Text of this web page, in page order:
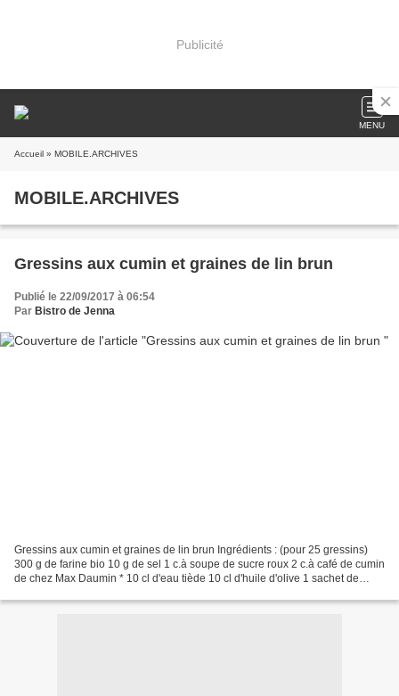
Publicité
MENU
Accueil » MOBILE.ARCHIVES
MOBILE.ARCHIVES
Gressins aux cumin et graines de lin brun
Publié le 22/09/2017 à 06:54
Par Bistro de Jenna
Gressins aux cumin et graines de lin brun Ingrédients : (pour 25 gressins)
300 g de farine bio 10 g de sel 1 c.à soupe de sucre roux 2 c.à café de cumin
de chez Max Daumin * 10 cl d'eau tiède 10 cl d'huile d'olive 1 sachet de